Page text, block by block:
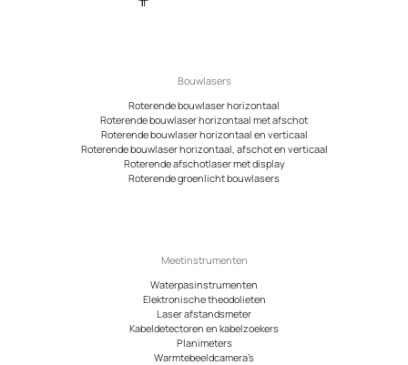
Bouwlasers
Roterende bouwlaser horizontaal
Roterende bouwlaser horizontaal met afschot
Roterende bouwlaser horizontaal en verticaal
Roterende bouwlaser horizontaal, afschot en verticaal
Roterende afschotlaser met display
Roterende groenlicht bouwlasers
Meetinstrumenten
Waterpasinstrumenten
Elektronische theodolieten
Laser afstandsmeter
Kabeldetectoren en kabelzoekers
Planimeters
Warmtebeeldcamera’s